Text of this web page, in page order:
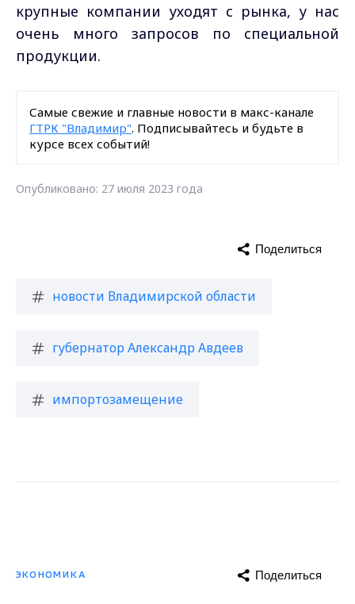
крупные компании уходят с рынка, у нас
очень много запросов по специальной
продукции.
Самые свежие и главные новости в макс-канале
ГТРК "Владимир". Подписывайтесь и будьте в
курсе всех событий!
Опубликовано: 27 июля 2023 года
новости Владимирской области
губернатор Александр Авдеев
импортозамещение
Поделиться
ЭКОНОМИКА Поделиться